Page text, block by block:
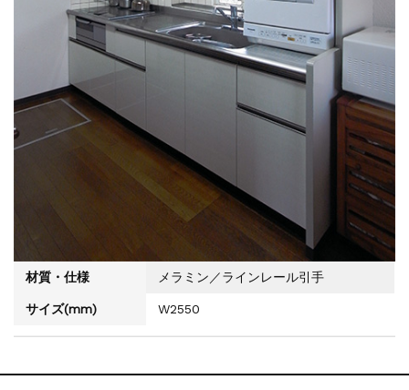
材質・仕様 メラミン／ラインレール引手
サイズ(mm) W2550